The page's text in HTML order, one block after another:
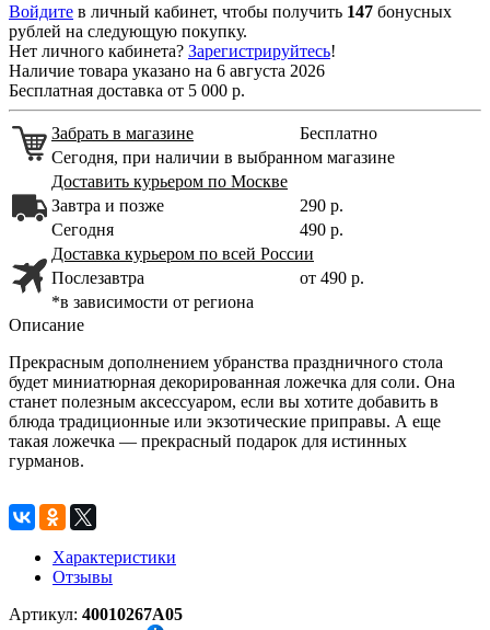
Войдите в личный кабинет, чтобы получить 147 бонусных
рублей на следующую покупку.
Нет личного кабинета? Зарегистрируйтесь!
Наличие товара указано на 6 августа 2026
Бесплатная доставка от 5 000 р.
Забрать в магазине
Бесплатно
Сегодня, при наличии в выбранном магазине
Доставить курьером по Москве
Завтра и позже
290 р.
Сегодня
490 р.
Доставка курьером по всей России
Послезавтра
от 490 р.
*в зависимости от региона
Описание
Прекрасным дополнением убранства праздничного стола
будет миниатюрная декорированная ложечка для соли. Она
станет полезным аксессуаром, если вы хотите добавить в
блюда традиционные или экзотические приправы. А еще
такая ложечка — прекрасный подарок для истинных
гурманов.
Характеристики
Отзывы
Артикул: 40010267А05